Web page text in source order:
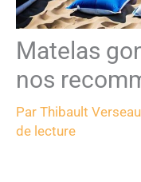
Matelas
nos
Par Thibault Verseau
de lecture